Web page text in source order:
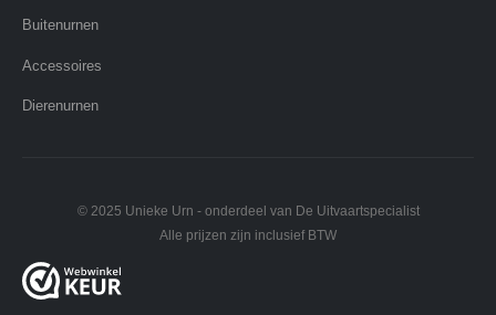
Buitenurnen
Accessoires
Dierenurnen
© 2025 Unieke Urn - onderdeel van De Uitvaartspecialist
Alle prijzen zijn inclusief BTW